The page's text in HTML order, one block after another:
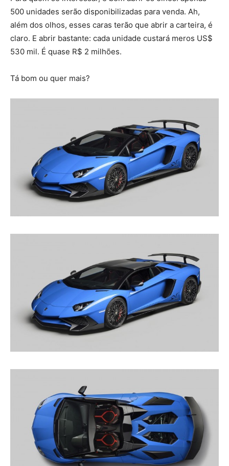
500 unidades serão disponibilizadas para venda. Ah,
além dos olhos, esses caras terão que abrir a carteira, é
claro. E abrir bastante: cada unidade custará meros US$
530 mil. É quase R$ 2 milhões.
Tá bom ou quer mais?